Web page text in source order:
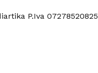
P.Iva 07278520825